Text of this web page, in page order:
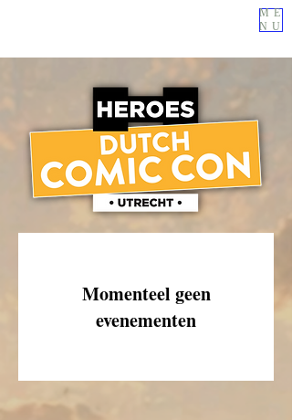
ME
NU
Momenteel geen
evenementen